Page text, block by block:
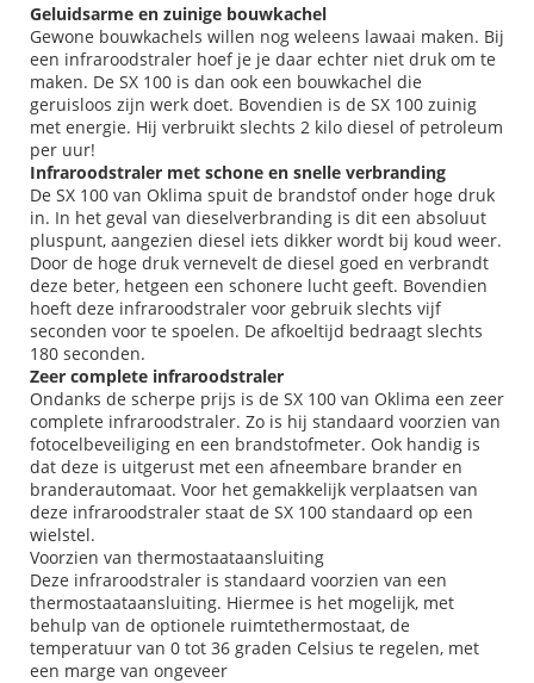
Geluidsarme en zuinige bouwkachel
Gewone bouwkachels willen nog weleens lawaai maken. Bij
een infraroodstraler hoef je je daar echter niet druk om te
maken. De SX 100 is dan ook een bouwkachel die
geruisloos zijn werk doet. Bovendien is de SX 100 zuinig
met energie. Hij verbruikt slechts 2 kilo diesel of petroleum
per uur!
Infraroodstraler met schone en snelle verbranding
De SX 100 van Oklima spuit de brandstof onder hoge druk
in. In het geval van dieselverbranding is dit een absoluut
pluspunt, aangezien diesel iets dikker wordt bij koud weer.
Door de hoge druk vernevelt de diesel goed en verbrandt
deze beter, hetgeen een schonere lucht geeft. Bovendien
hoeft deze infraroodstraler voor gebruik slechts vijf
seconden voor te spoelen. De afkoeltijd bedraagt slechts
180 seconden.
Zeer complete infraroodstraler
Ondanks de scherpe prijs is de SX 100 van Oklima een zeer
complete infraroodstraler. Zo is hij standaard voorzien van
fotocelbeveiliging en een brandstofmeter. Ook handig is
dat deze is uitgerust met een afneembare brander en
branderautomaat. Voor het gemakkelijk verplaatsen van
deze infraroodstraler staat de SX 100 standaard op een
wielstel.
Voorzien van thermostaataansluiting
Deze infraroodstraler is standaard voorzien van een
thermostaataansluiting. Hiermee is het mogelijk, met
behulp van de optionele ruimtethermostaat, de
temperatuur van 0 tot 36 graden Celsius te regelen, met
een marge van ongeveer